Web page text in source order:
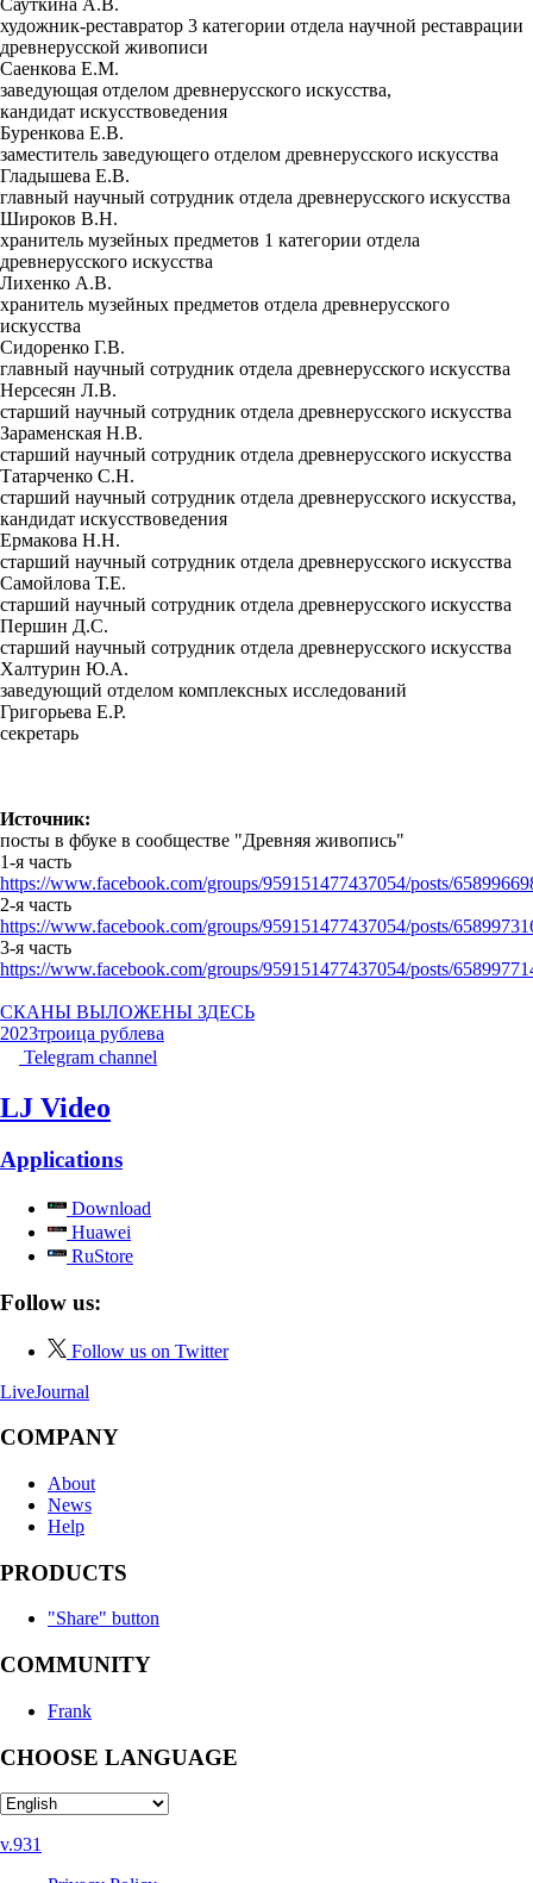
художник-реставратор 3 категории отдела научной реставрации
древнерусской живописи
Саенкова Е.М.
заведующая отделом древнерусского искусства,
кандидат искусствоведения
Буренкова Е.В.
заместитель заведующего отделом древнерусского искусства
Гладышева Е.В.
главный научный сотрудник отдела древнерусского искусства
Широков В.Н.
хранитель музейных предметов 1 категории отдела
древнерусского искусства
Лихенко А.В.
хранитель музейных предметов отдела древнерусского
искусства
Сидоренко Г.В.
главный научный сотрудник отдела древнерусского искусства
Нерсесян Л.В.
старший научный сотрудник отдела древнерусского искусства
Зараменская Н.В.
старший научный сотрудник отдела древнерусского искусства
Татарченко С.Н.
старший научный сотрудник отдела древнерусского искусства,
кандидат искусствоведения
Ермакова Н.Н.
старший научный сотрудник отдела древнерусского искусства
Самойлова Т.Е.
старший научный сотрудник отдела древнерусского искусства
Першин Д.С.
старший научный сотрудник отдела древнерусского искусства
Халтурин Ю.А.
заведующий отделом комплексных исследований
Григорьева Е.Р.
секретарь
Источник:
посты в фбуке в сообществе "Древняя живопись"
1-я часть
https://www.facebook.com/groups/959151477437054/posts/
2-я часть
https://www.facebook.com/groups/959151477437054/posts/
3-я часть
https://www.facebook.com/groups/959151477437054/posts/
СКАНЫ ВЫЛОЖЕНЫ ЗДЕСЬ
2023троица рублева
Telegram channel
LJ Video
Applications
Download
Huawei
RuStore
Follow us:
Follow us on Twitter
LiveJournal
COMPANY
About
News
Help
PRODUCTS
"Share" button
COMMUNITY
Frank
CHOOSE LANGUAGE
v.931